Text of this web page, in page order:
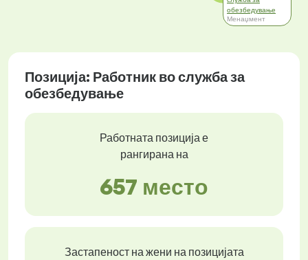
обезбедување
Менаџмент
Позиција: Работник во служба за
обезбедување
Работната позиција е
рангирана на
657 место
Застапеност на жени на позицијата